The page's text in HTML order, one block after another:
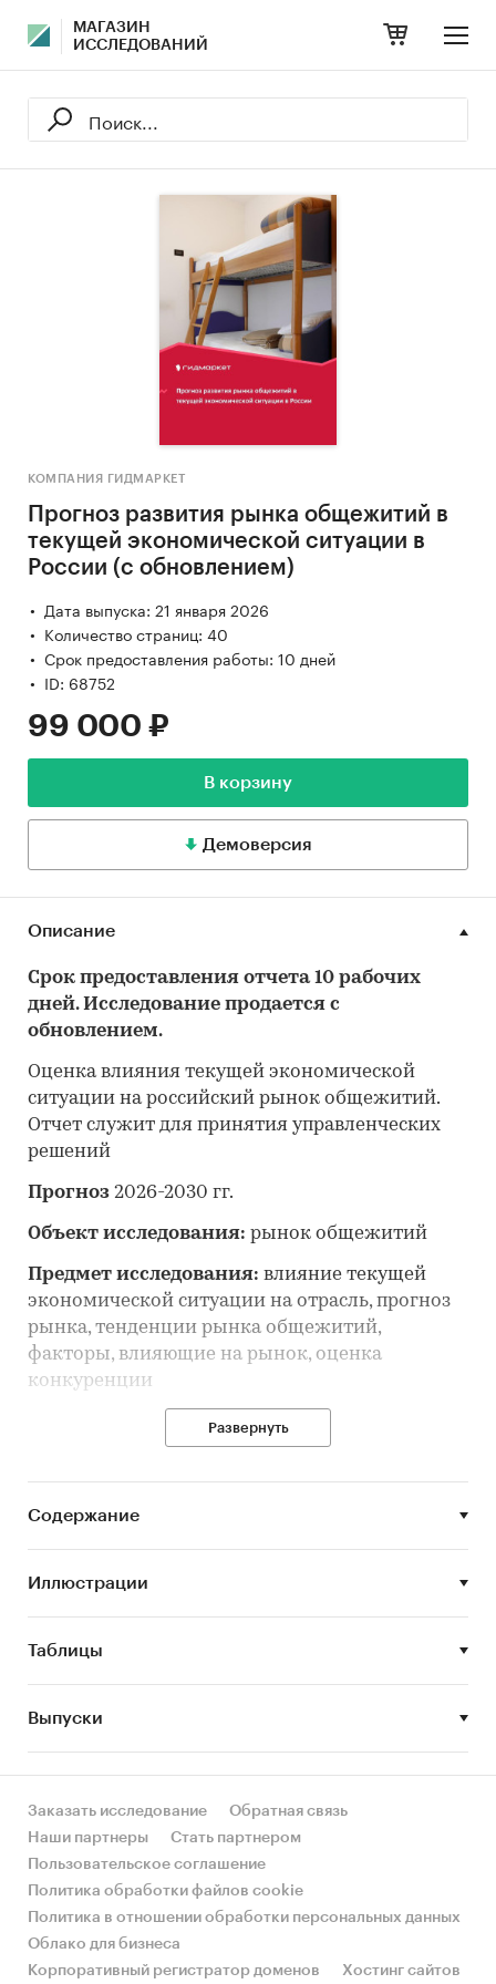
МАГАЗИН
ИССЛЕДОВАНИЙ
КОМПАНИЯ ГИДМАРКЕТ
Прогноз развития рынка общежитий в
текущей экономической ситуации в
России (с обновлением)
Дата выпуска: 21 января 2026
Количество страниц: 40
Срок предоставления работы: 10 дней
ID: 68752
99 000 ₽
В корзину
Демоверсия
Описание
Срок предоставления отчета 10 рабочих
дней. Исследование продается с
обновлением.
Оценка влияния текущей экономической
ситуации на российский рынок общежитий.
Отчет служит для принятия управленческих
решений
Прогноз 2026-2030 гг.
Объект исследования: рынок общежитий
Предмет исследования: влияние текущей
экономической ситуации на отрасль, прогноз
рынка, тенденции рынка общежитий,
факторы, влияющие на рынок, оценка
конкуренции
Анализ и прогноз рынка общежитий выполнен
по рынку в целом, без выделения его
Описание состояния рынка общежитий
Оценка объема рынка общежитий
STEP-анализ факторов, влияющих на рынок
общежитий
Оценка текущих тенденций и перспектив
Анализ влияния кризисов на отрасль
Составление прогноза развития рынка до
2030 г.
Развернуть
Содержание
Иллюстрации
Таблицы
Выпуски
Заказать исследование
Обратная связь
Наши партнеры
Стать партнером
Пользовательское соглашение
Политика обработки файлов cookie
Политика в отношении обработки персональных данных
Облако для бизнеса
Корпоративный регистратор доменов
Хостинг сайтов